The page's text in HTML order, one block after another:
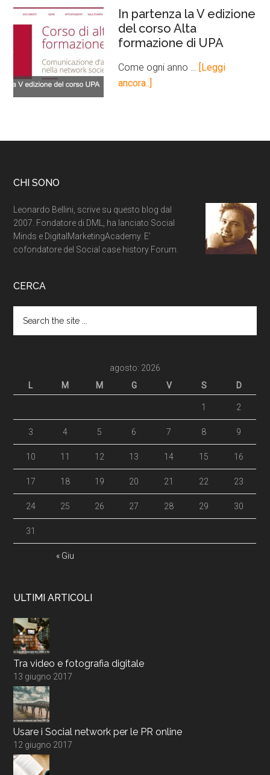
In partenza la V edizione
del corso Alta
formazione di UPA
Come ogni anno …
[Leggi
ancora..]
CHI SONO
Leonardo Bellini, scrive su questo blog dal
2007. Fondatore di DML, ha lanciato Social
Minds e DigitalMarketingAcademy. E'
cofondatore del Social case history Forum.
CERCA
agosto: 2026
L
M M G V S D
« Giu
1 2
3 4 5 6 7 8 9
10 11 12 13 14 15 16
17 18 19 20 21 22 23
24 25 26 27 28 29 30
31
ULTIMI ARTICOLI
Tra video e fotografia digitale
13 giugno 2017
Usare i Social network per le PR online
12 giugno 2017